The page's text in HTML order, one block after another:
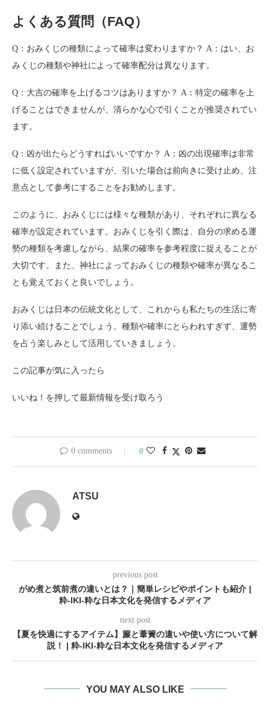
よくある質問（FAQ）
Q：おみくじの種類によって確率は変わりますか？ A：はい、お
みくじの種類や神社によって確率配分は異なります。
Q：大吉の確率を上げるコツはありますか？ A：特定の確率を上
げることはできませんが、清らかな心で引くことが推奨されてい
ます。
Q：凶が出たらどうすればいいですか？ A：凶の出現確率は非常
に低く設定されていますが、引いた場合は前向きに受け止め、注
意点として参考にすることをお勧めします。
このように、おみくじには様々な種類があり、それぞれに異なる
確率が設定されています。おみくじを引く際は、自分の求める運
勢の種類を考慮しながら、結果の確率を参考程度に捉えることが
大切です。また、神社によっておみくじの種類や確率が異なるこ
とも覚えておくと良いでしょう。
おみくじは日本の伝統文化として、これからも私たちの生活に寄
り添い続けることでしょう。種類や確率にとらわれすぎず、運勢
を占う楽しみとして活用していきましょう。
この記事が気に入ったら
いいね！を押して最新情報を受け取ろう
0 comments 0
ATSU
previous post
がめ煮と筑前煮の違いとは？｜簡単レシピやポイントも紹介 |
粋-IKI-粋な日本文化を発信するメディア
next post
【夏を快適にするアイテム】簾と葦簀の違いや使い方について解
説！ | 粋-IKI-粋な日本文化を発信するメディア
YOU MAY ALSO LIKE